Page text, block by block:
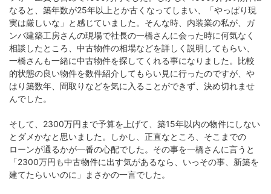
なると、築年数が25年以上とか古くなってしまい、「やっぱり現
実は厳しいな」と感じていました。そんな時、内装業の私が、ガ
ンバ建築工房さんの現場で社長の一橋さんに会った時に何気なく
相談したところ、中古物件の相場などを詳しく説明してもらい、
一橋さんも一緒に中古物件を探してくれる事になりました。比較
的状態の良い物件を数件紹介してもらい見に行ったのですが、や
はり築数年、間取りなどを気に入ることができず、決め切れませ
んでした。
そして、2300万円まで予算を上げて、築15年以内の物件にしない
とダメかなと思いました。しかし、正直なところ、そこまでの
ローンが通るかが一番の心配でした。その事を一橋さんに言うと
「2300万円も中古物件に出す気があるなら、いっその事、新築を
建てたらいいのに」まさかの一言でした。